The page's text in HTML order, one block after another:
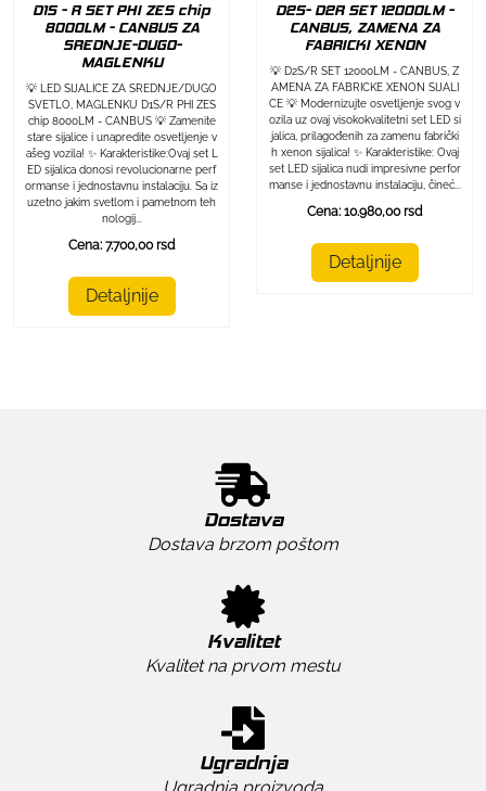
D1S - R SET PHI ZES chip
8000LM - CANBUS ZA
SREDNJE-DUGO-
MAGLENKU
💡 LED SIJALICE ZA SREDNJE/DUGO
SVETLO, MAGLENKU D1S/R PHI ZES
chip 8000LM - CANBUS 💡 Zamenite
stare sijalice i unapredite osvetljenje v
ašeg vozila! ✨ Karakteristike:Ovaj set L
ED sijalica donosi revolucionarne perf
ormanse i jednostavnu instalaciju. Sa iz
uzetno jakim svetlom i pametnom teh
nologij...
Cena: 7.700,00 rsd
Detaljnije
D2S- D2R SET 12000LM -
CANBUS, ZAMENA ZA
FABRICKI XENON
💡 D2S/R SET 12000LM - CANBUS, Z
AMENA ZA FABRICKE XENON SIJALI
CE 💡 Modernizujte osvetljenje svog v
ozila uz ovaj visokokvalitetni set LED si
jalica, prilagođenih za zamenu fabrički
h xenon sijalica! ✨ Karakteristike: Ovaj
set LED sijalica nudi impresivne perfor
manse i jednostavnu instalaciju, čineć...
Cena: 10.980,00 rsd
Detaljnije
Dostava
Dostava brzom poštom
Kvalitet
Kvalitet na prvom mestu
Ugradnja